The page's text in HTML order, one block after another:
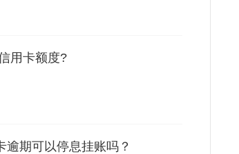
用卡额度?
期可以停息挂账吗？